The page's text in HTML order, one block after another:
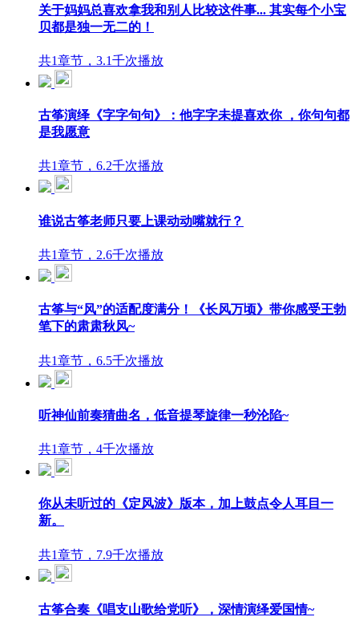
关于妈妈总喜欢拿我和别人比较这件事... 其实每个小宝
贝都是独一无二的！
共1章节，3.1千次播放
古筝演绎《字字句句》：他字字未提喜欢你 ，你句句都
是我愿意
共1章节，6.2千次播放
谁说古筝老师只要上课动动嘴就行？
共1章节，2.6千次播放
古筝与“风”的适配度满分！《长风万顷》带你感受王勃
笔下的肃肃秋风~
共1章节，6.5千次播放
听神仙前奏猜曲名，低音提琴旋律一秒沦陷~
共1章节，4千次播放
你从未听过的《定风波》版本，加上鼓点令人耳目一
新。
共1章节，7.9千次播放
古筝合奏《唱支山歌给党听》，深情演绎爱国情~